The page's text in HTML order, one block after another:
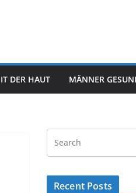
DER HAUT MÄNNER
Recent Posts